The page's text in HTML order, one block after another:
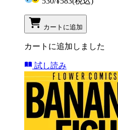
カートに追加
カートに追加しました
試し読み